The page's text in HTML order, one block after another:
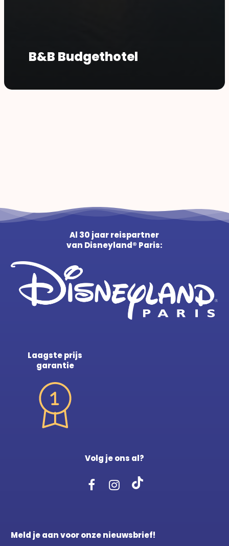
B&B Budgethotel
Al 30 jaar reispartner
van Disneyland® Paris:
Laagste prijs
garantie
Volg je ons al?
Meld je aan voor onze nieuwsbrief!